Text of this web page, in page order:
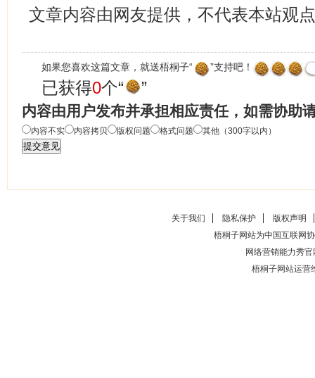
文章内容由网友提供，不代表本站观点
如果您喜欢这篇文章，就送梧桐子“ ”支持吧！
已获得0个“ ”
内容由用户发布并承担相应责任，如需协助
内容不实 内容拷贝 版权问题 格式问题 其他（300字以内）
关于我们 隐私保护
版权声明
梧桐子网站为中国互联网
网络营销能力秀官
梧桐子网站运营